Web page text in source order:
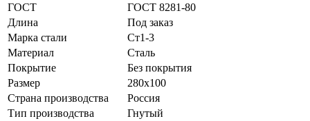
ГОСТ
ГОСТ 8281-80
Длина
Под заказ
Марка стали
Ст1-3
Материал
Сталь
Покрытие
Без покрытия
Размер
280х100
Страна производства
Россия
Тип производства
Гнутый